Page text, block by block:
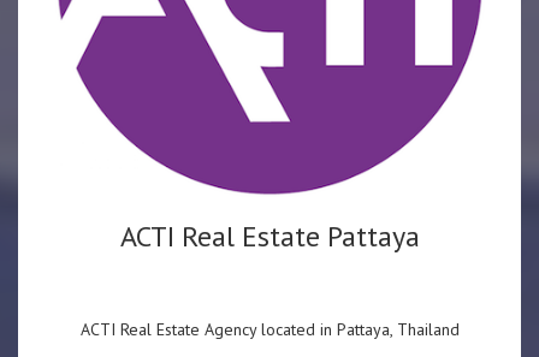
ACTI Real Estate Pattaya
ACTI Real Estate Agency located in Pattaya, Thailand